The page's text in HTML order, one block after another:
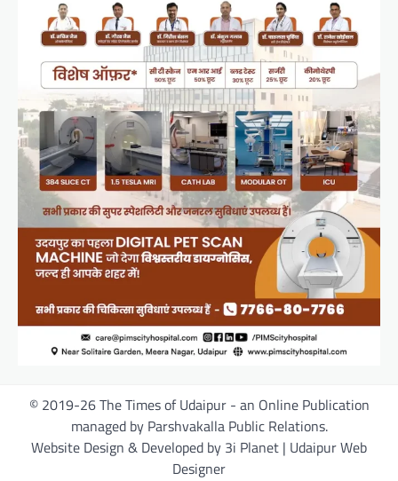
© 2019-26 The Times of Udaipur - an Online Publication
managed by Parshvakalla Public Relations.
Website Design & Developed by 3i Planet | Udaipur Web
Designer